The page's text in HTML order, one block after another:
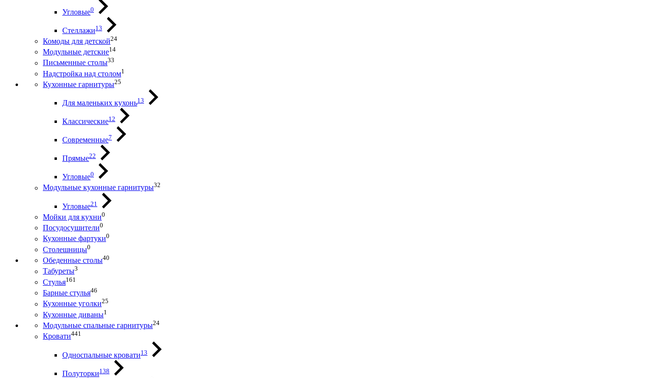
Угловые0
Стеллажи13
Комоды для детской24
Модульные детские14
Письменные столы33
Надстройка над столом1
Кухонные гарнитуры25
Для маленьких кухонь13
Классические12
Современные7
Прямые22
Угловые0
Модульные кухонные гарнитуры32
Угловые21
Мойки для кухни0
Посудосушители0
Кухонные фартуки0
Столешницы0
Обеденные столы40
Табуреты3
Стулья161
Барные стулья46
Кухонные уголки25
Кухонные диваны1
Модульные спальные гарнитуры24
Кровати441
Односпальные кровати13
Полуторки138